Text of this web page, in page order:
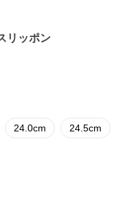
リッポン
24.0cm 24.5cm